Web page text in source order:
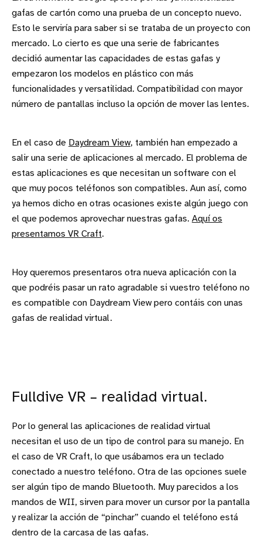
gafas de cartón como una prueba de un concepto nuevo.
Esto le serviría para saber si se trataba de un proyecto con
mercado. Lo cierto es que una serie de fabricantes
decidió aumentar las capacidades de estas gafas y
empezaron los modelos en plástico con más
funcionalidades y versatilidad. Compatibilidad con mayor
número de pantallas incluso la opción de mover las lentes.
En el caso de Daydream View, también han empezado a
salir una serie de aplicaciones al mercado. El problema de
estas aplicaciones es que necesitan un software con el
que muy pocos teléfonos son compatibles. Aun así, como
ya hemos dicho en otras ocasiones existe algún juego con
el que podemos aprovechar nuestras gafas. Aquí os
presentamos VR Craft.
Hoy queremos presentaros otra nueva aplicación con la
que podréis pasar un rato agradable si vuestro teléfono no
es compatible con Daydream View pero contáis con unas
gafas de realidad virtual.
Fulldive VR – realidad virtual.
Por lo general las aplicaciones de realidad virtual
necesitan el uso de un tipo de control para su manejo. En
el caso de VR Craft, lo que usábamos era un teclado
conectado a nuestro teléfono. Otra de las opciones suele
ser algún tipo de mando Bluetooth. Muy parecidos a los
mandos de WII, sirven para mover un cursor por la pantalla
y realizar la acción de “pinchar” cuando el teléfono está
dentro de la carcasa de las gafas.